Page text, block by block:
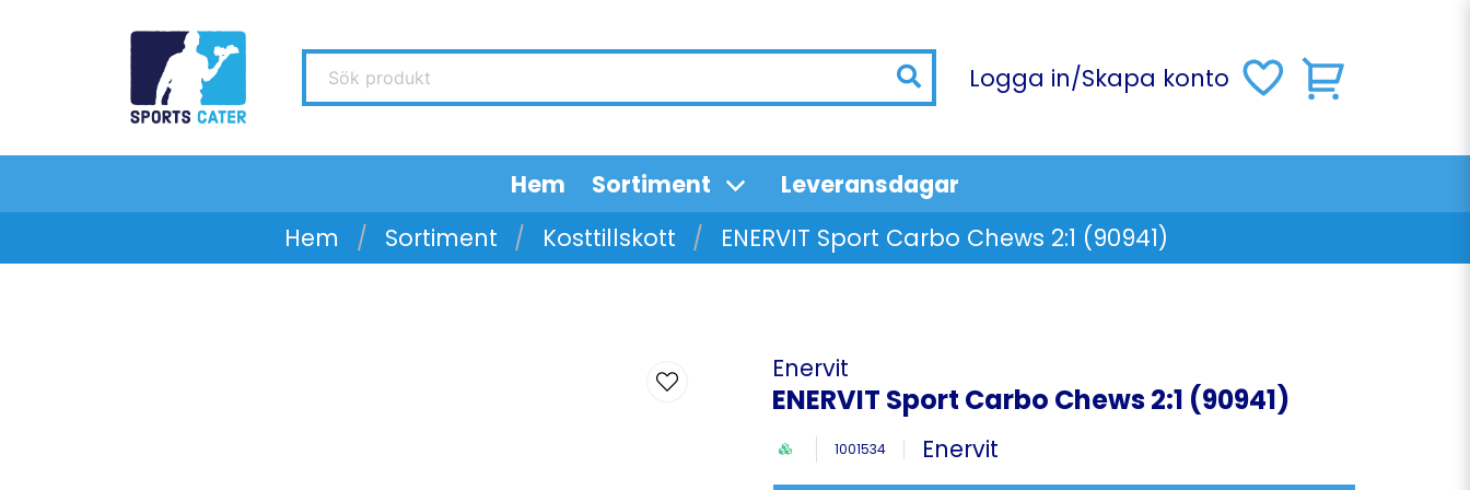
Logga in/Skapa konto
Hem Sortiment
Leveransdagar
Hem
Sortiment Kosttillskott ENERVIT Sport Carbo Chews 2:1 (90941)
Enervit
ENERVIT Sport Carbo Chews 2:1 (90941)
1001534 Enervit